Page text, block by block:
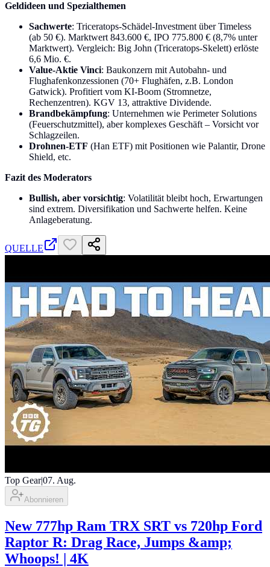
Geldideen und Spezialthemen
Sachwerte: Triceratops-Schädel-Investment über Timeless
(ab 50 €). Marktwert 843.600 €, IPO 775.800 € (8,7% unter
Marktwert). Vergleich: Big John (Triceratops-Skelett) erlöste
6,6 Mio. €.
Value-Aktie Vinci: Baukonzern mit Autobahn- und
Flughafenkonzessionen (70+ Flughäfen, z.B. London
Gatwick). Profitiert vom KI-Boom (Stromnetze,
Rechenzentren). KGV 13, attraktive Dividende.
Brandbekämpfung: Unternehmen wie Perimeter Solutions
(Feuerschutzmittel), aber komplexes Geschäft – Vorsicht vor
Schlagzeilen.
Drohnen-ETF (Han ETF) mit Positionen wie Palantir, Drone
Shield, etc.
Fazit des Moderators
Bullish, aber vorsichtig: Volatilität bleibt hoch, Erwartungen
sind extrem. Diversifikation und Sachwerte helfen. Keine
Anlageberatung.
QUELLE
Top Gear|07. Aug.
Abonnieren
New 777hp Ram TRX SRT vs 720hp Ford
Raptor R: Drag Race, Jumps &amp;
Whoops! | 4K